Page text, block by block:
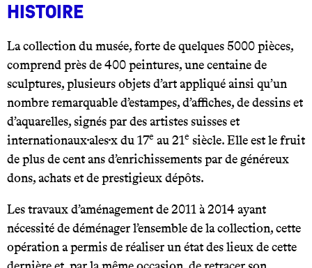
Histoire
La collection du musée, forte de quelques 5000 pièces,
comprend près de 400 peintures, une centaine de
sculptures, plusieurs objets d’art appliqué ainsi qu’un
nombre remarquable d’estampes, d’affiches, de dessins et
d’aquarelles, signés par des artistes suisses et
internationaux·ales·x du 17e au 21e siècle. Elle est le fruit
de plus de cent ans d’enrichissements par de généreux
dons, achats et de prestigieux dépôts.
Les travaux d’aménagement de 2011 à 2014 ayant
nécessité de déménager l’ensemble de la collection, cette
opération a permis de réaliser un état des lieux de cette